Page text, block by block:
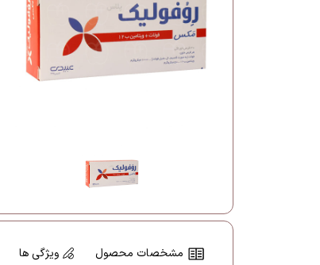
مشخصات محصول ویژگی ها